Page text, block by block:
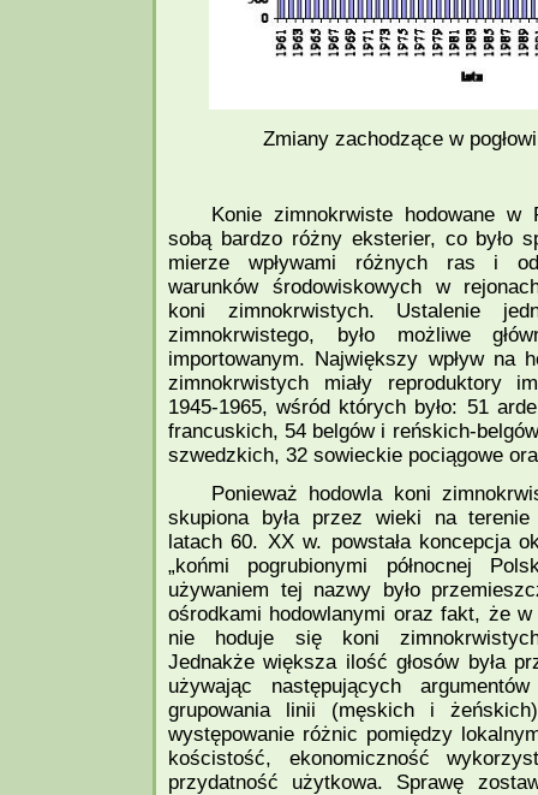
Zmiany zachodzące w
Konie zimnokrwiste hodowane w
sobą bardzo różny eksterier, co było
mierze wpływami różnych ras i
warunków środowiskowych w
koni zimnokrwistych. Ustalenie
zimnokrwistego, było możliwe
importowanym. Największy wpływ na
zimnokrwistych miały reproduktory
1945-1965, wśród których było: 51
francuskich, 54 belgów i reńskich-
szwedzkich, 32 sowieckie pociągowe
Ponieważ hodowla koni
skupiona była przez wieki na terenie
latach 60. XX w. powstała koncepcja
„końmi pogrubionymi północnej
używaniem tej nazwy było
ośrodkami hodowlanymi oraz fakt, że
nie hoduje się koni
Jednakże większa ilość głosów była
używając następujących
grupowania linii (męskich i
występowanie różnic pomiędzy
kościstość, ekonomiczność
przydatność użytkowa. Sprawę